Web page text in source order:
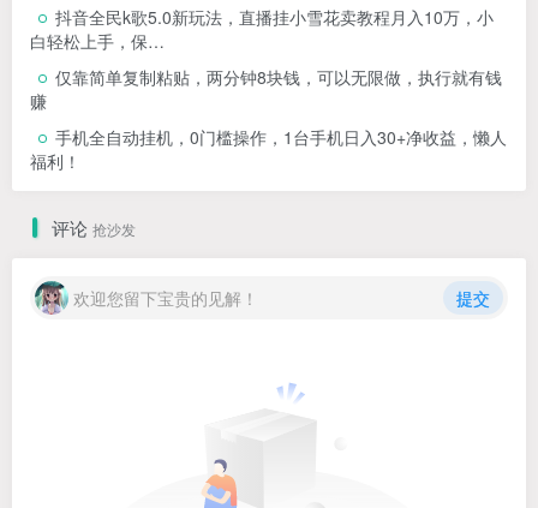
抖音全民k歌5.0新玩法，直播挂小雪花卖教程月入10万，小
白轻松上手，保…
仅靠简单复制粘贴，两分钟8块钱，可以无限做，执行就有钱
赚
手机全自动挂机，0门槛操作，1台手机日入30+净收益，懒人
福利！
评论 抢沙发
欢迎您留下宝贵的见解！ 提交